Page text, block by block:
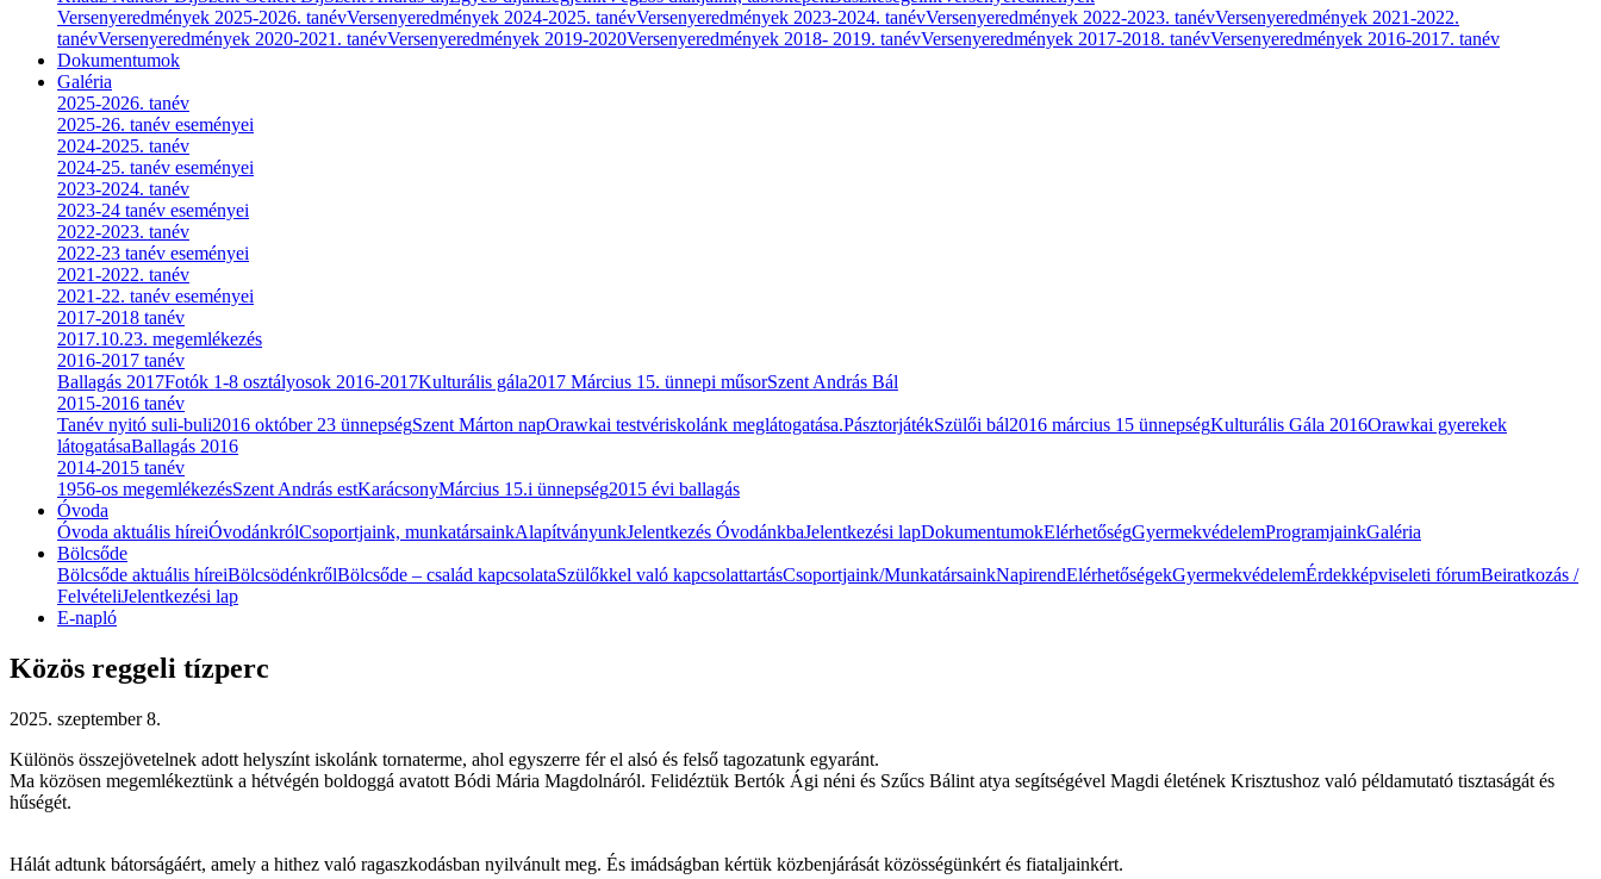
Versenyeredmények 2025-2026. tanévVersenyeredmények 2024-2025. tanévVersenyeredmények 2023-2024. tanévVersenyeredmények 2022-2023. tanévVersenyeredmények 2021-2022.
tanévVersenyeredmények 2020-2021. tanévVersenyeredmények 2019-2020Versenyeredmények 2018- 2019. tanévVersenyeredmények 2017-2018. tanévVersenyeredmények 2016-2017. tanév
Dokumentumok
Galéria
2025-2026. tanév
2025-26. tanév eseményei
2024-2025. tanév
2024-25. tanév eseményei
2023-2024. tanév
2023-24 tanév eseményei
2022-2023. tanév
2022-23 tanév eseményei
2021-2022. tanév
2021-22. tanév eseményei
2017-2018 tanév
2017.10.23. megemlékezés
2016-2017 tanév
Ballagás 2017Fotók 1-8 osztályosok 2016-2017Kulturális gála2017 Március 15. ünnepi műsorSzent András Bál
2015-2016 tanév
Tanév nyitó suli-buli2016 október 23 ünnepségSzent Márton napOrawkai testvériskolánk meglátogatása.PásztorjátékSzülői bál2016 március 15 ünnepségKulturális Gála 2016Orawkai gyerekek
látogatásaBallagás 2016
2014-2015 tanév
1956-os megemlékezésSzent András estKarácsonyMárcius 15.i ünnepség2015 évi ballagás
Óvoda
Óvoda aktuális híreiÓvodánkrólCsoportjaink, munkatársainkAlapítványunkJelentkezés ÓvodánkbaJelentkezési lapDokumentumokElérhetőségGyermekvédelemProgramjainkGaléria
Bölcsőde
Bölcsőde aktuális híreiBölcsödénkrőlBölcsőde – család kapcsolataSzülőkkel való kapcsolattartásCsoportjaink/MunkatársainkNapirendElérhetőségekGyermekvédelemÉrdekképviseleti fórumBeiratkozás /
FelvételiJelentkezési lap
E-napló
Közös reggeli tízperc
2025. szeptember 8.
Különös összejövetelnek adott helyszínt iskolánk tornaterme, ahol egyszerre fér el alsó és felső tagozatunk egyaránt.
Ma közösen megemlékeztünk a hétvégén boldoggá avatott Bódi Mária Magdolnáról. Felidéztük Bertók Ági néni és Szűcs Bálint atya segítségével Magdi életének Krisztushoz való példamutató tisztaságát és
hűségét.
Hálát adtunk bátorságáért, amely a hithez való ragaszkodásban nyilvánult meg. És imádságban kértük közbenjárását közösségünkért és fiataljainkért.